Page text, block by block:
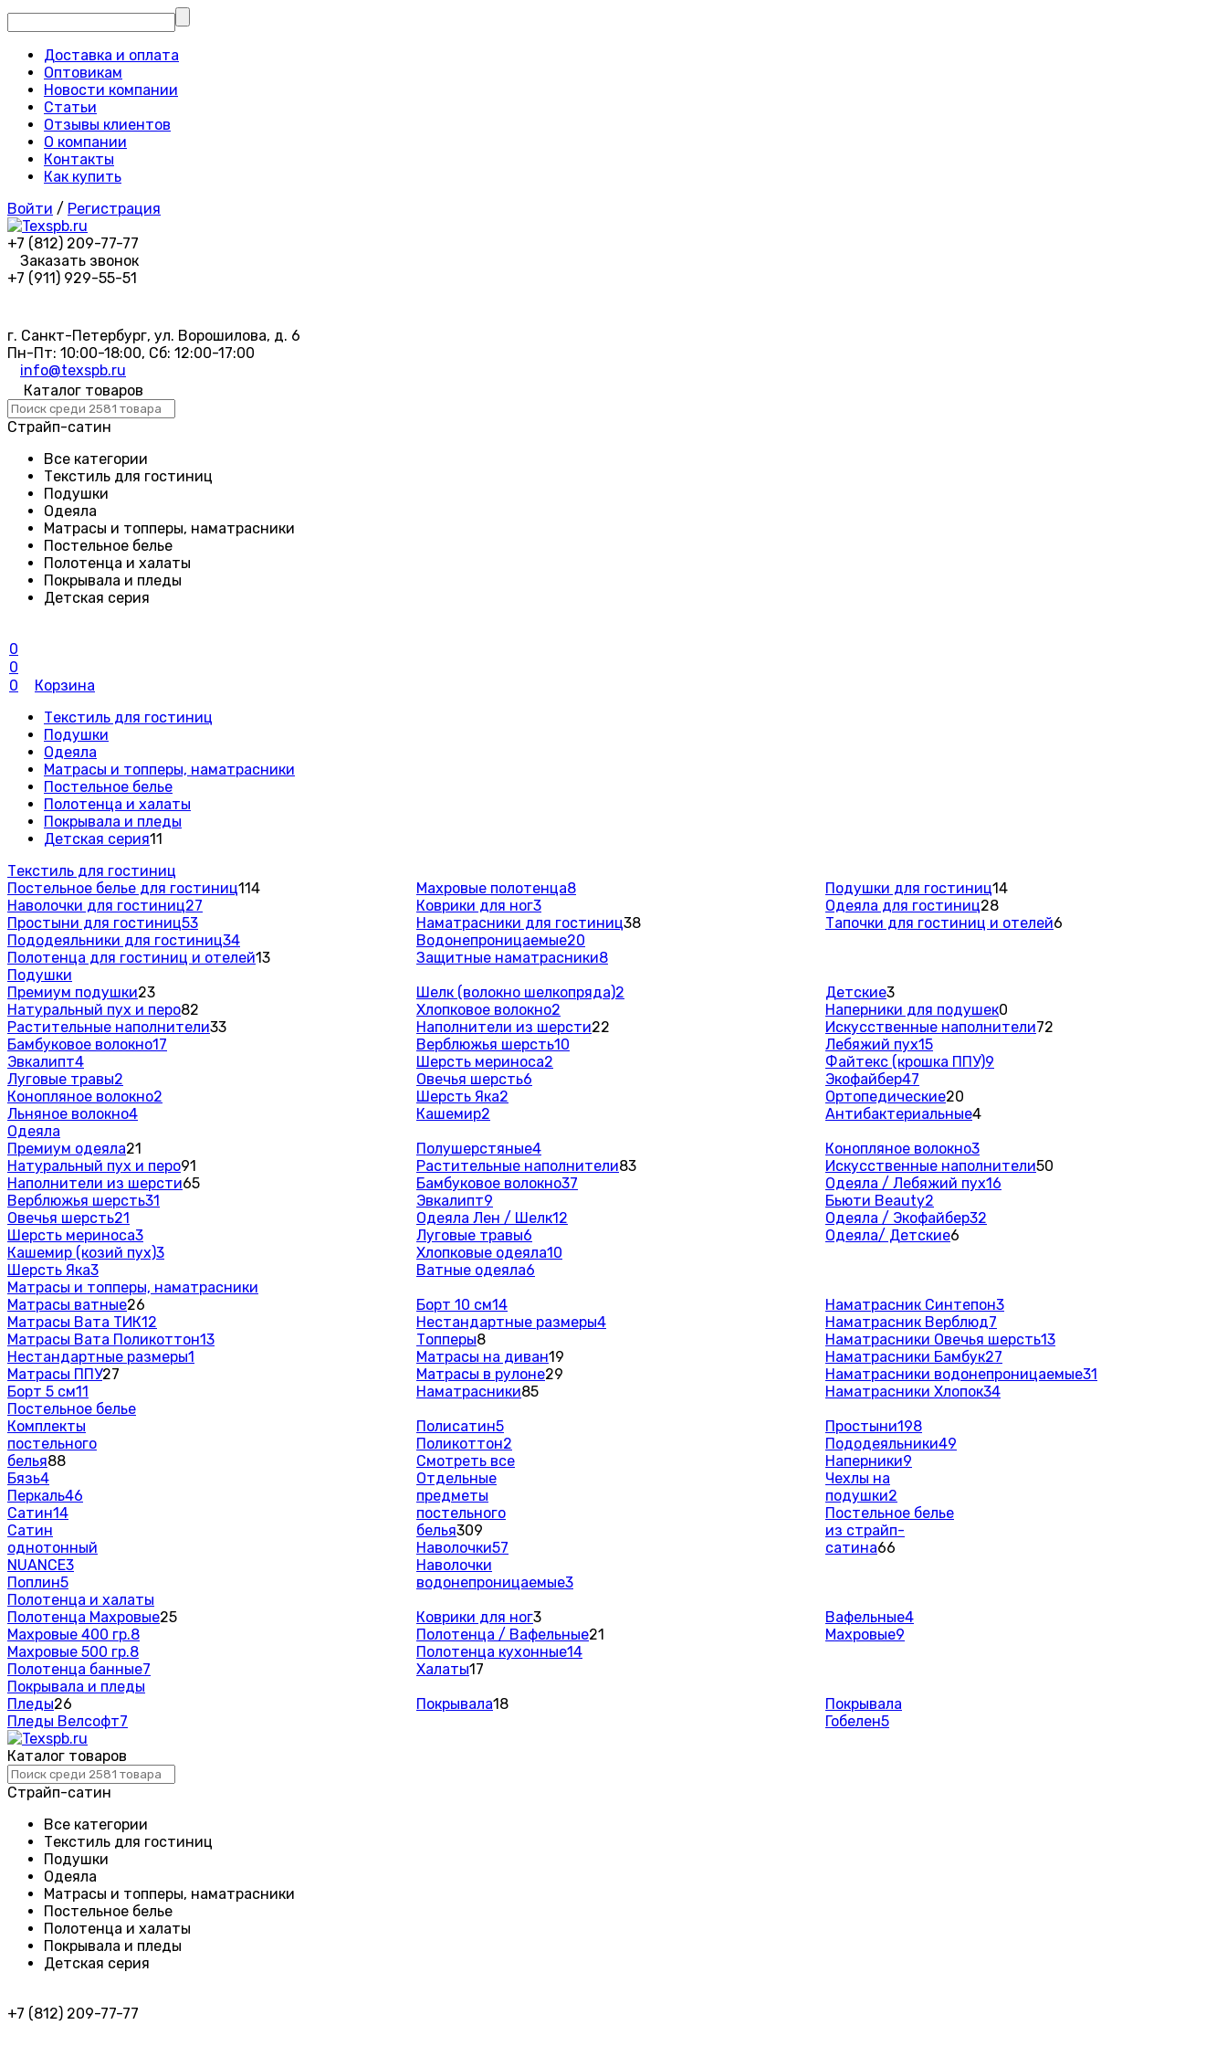
Доставка и оплата
Оптовикам
Новости компании
Статьи
Отзывы клиентов
О компании
Контакты
Как купить
Войти / Регистрация
+7 (812) 209-77-77
Заказать звонок
+7 (911) 929-55-51
г. Санкт-Петербург, ул. Ворошилова, д. 6
Пн-Пт: 10:00-18:00, Сб: 12:00-17:00
info@texspb.ru
Каталог товаров
Страйп-сатин
Все категории
Текстиль для гостиниц
Подушки
Одеяла
Матрасы и топперы, наматрасники
Постельное белье
Полотенца и халаты
Покрывала и пледы
Детская серия
0
0
0
Корзина
Текстиль для гостиниц
Подушки
Одеяла
Матрасы и топперы, наматрасники
Постельное белье
Полотенца и халаты
Покрывала и пледы
Детская серия11
Текстиль для гостиниц
Постельное белье для гостиниц114
Наволочки для гостиниц27
Простыни для гостиниц53
Пододеяльники для гостиниц34
Полотенца для гостиниц и отелей13
Махровые полотенца8
Коврики для ног3
Наматрасники для гостиниц38
Водонепроницаемые20
Защитные наматрасники8
Подушки для гостиниц14
Одеяла для гостиниц28
Тапочки для гостиниц и отелей6
Подушки
Премиум подушки23
Натуральный пух и перо82
Растительные наполнители33
Бамбуковое волокно17
Эвкалипт4
Луговые травы2
Конопляное волокно2
Льняное волокно4
Шелк (волокно шелкопряда)2
Хлопковое волокно2
Наполнители из шерсти22
Верблюжья шерсть10
Шерсть мериноса2
Овечья шерсть6
Шерсть Яка2
Кашемир2
Детские3
Наперники для подушек0
Искусственные наполнители72
Лебяжий пух15
Файтекс (крошка ППУ)9
Экофайбер47
Ортопедические20
Антибактериальные4
Одеяла
Премиум одеяла21
Натуральный пух и перо91
Наполнители из шерсти65
Верблюжья шерсть31
Овечья шерсть21
Шерсть мериноса3
Кашемир (козий пух)3
Шерсть Яка3
Полушерстяные4
Растительные наполнители83
Бамбуковое волокно37
Эвкалипт9
Одеяла Лен / Шелк12
Луговые травы6
Хлопковые одеяла10
Ватные одеяла6
Конопляное волокно3
Искусственные наполнители50
Одеяла / Лебяжий пух16
Бьюти Beauty2
Одеяла / Экофайбер32
Одеяла/ Детские6
Матрасы и топперы, наматрасники
Матрасы ватные26
Матрасы Вата ТИК12
Матрасы Вата Поликоттон13
Нестандартные размеры1
Матрасы ППУ27
Борт 5 см11
Борт 10 см14
Нестандартные размеры4
Топперы8
Матрасы на диван19
Матрасы в рулоне29
Наматрасники85
Наматрасник Синтепон3
Наматрасник Верблюд7
Наматрасники Овечья шерсть13
Наматрасники Бамбук27
Наматрасники водонепроницаемые31
Наматрасники Хлопок34
Постельное белье
Комплекты
постельного
белья88
Бязь4
Перкаль46
Сатин14
Сатин
однотонный
NUANCE3
Поплин5
Полисатин5
Поликоттон2
Смотреть все
Отдельные
предметы
постельного
белья309
Наволочки57
Наволочки
водонепроницаемые3
Простыни198
Пододеяльники49
Наперники9
Чехлы на
подушки2
Постельное белье
из страйп-
сатина66
Полотенца и халаты
Полотенца Махровые25
Махровые 400 гр.8
Махровые 500 гр.8
Полотенца банные7
Коврики для ног3
Полотенца / Вафельные21
Полотенца кухонные14
Халаты17
Вафельные4
Махровые9
Покрывала и пледы
Пледы26
Пледы Велсофт7
Покрывала18
Покрывала
Гобелен5
Каталог товаров
Страйп-сатин
Все категории
Текстиль для гостиниц
Подушки
Одеяла
Матрасы и топперы, наматрасники
Постельное белье
Полотенца и халаты
Покрывала и пледы
Детская серия
+7 (812) 209-77-77